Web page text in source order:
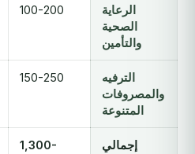
الرعاية
الصحية
والتأمين
100-200
الترفيه
والمصروفات
المتنوعة
150-250
إجمالي
1,300-